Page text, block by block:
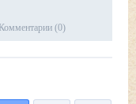
Комментарии (0)